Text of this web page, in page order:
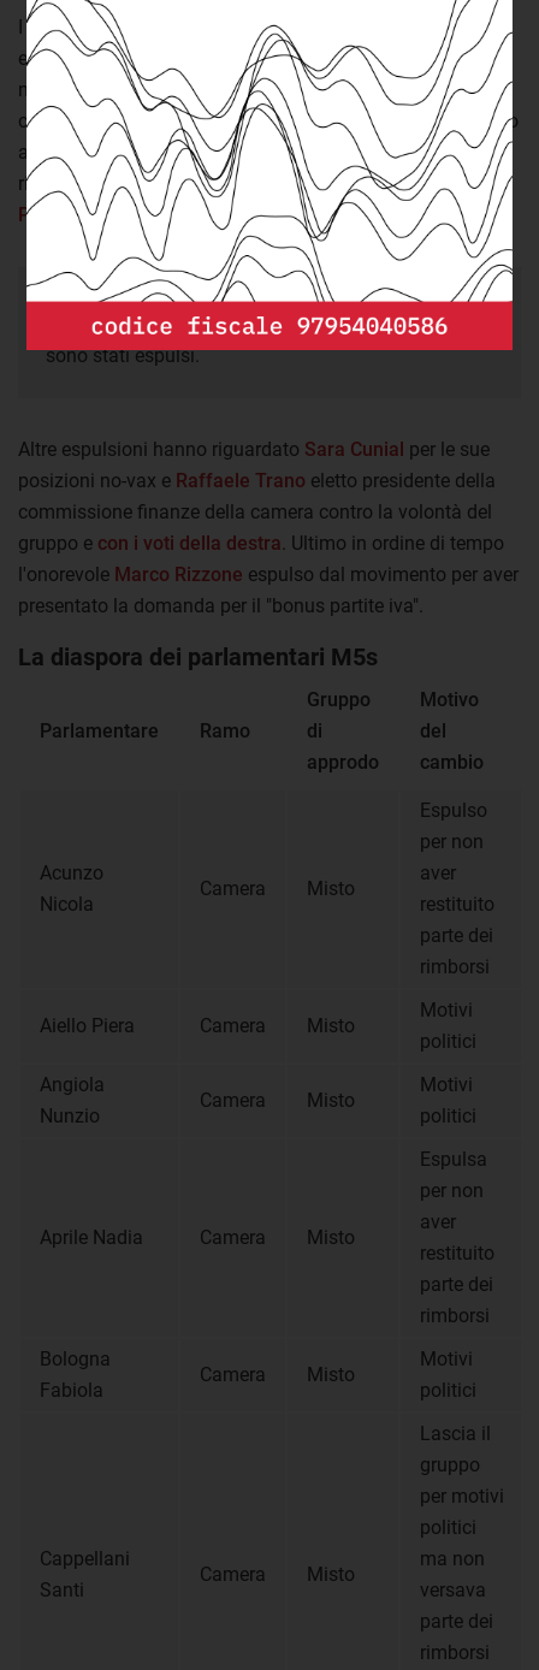
I motivi delle espulsioni sono stati diversi: c'è chi è stato
espulso per non aver versato parte del proprio compenso
nel fondo comune destinato a sostenere iniziative del M5s
come i senatori
Giarrussoe Ciampolillo
e chi invece è stato
allontanato per motivi politici avendo votato in contrasto
rispetto al gruppo pentastellato. È il caso diGianluigi
Paragone e Gregorio De Falco.
43%dei 5stelle fuoriusciti da inizio legislatura
sono stati espulsi.
Altre espulsioni hanno riguardato Sara Cunial per le sue
posizioni no-vax e Raffaele Trano eletto presidente della
commissione finanze della camera contro la volontà del
gruppo e con i voti della destra . Ultimo in ordine di tempo
l'onorevole Marco Rizzone espulso dal movimento per aver
presentato la domanda per il "bonus partite iva".
La diaspora dei parlamentari M5s
Parlamentare Ramo
Gruppo
di
approdo
Motivo
del
cambio
Acunzo
Nicola
Camera Misto
Espulso
per non
aver
restituito
parte dei
rimborsi
Aiello Piera Camera Misto
Motivi
politici
Angiola
Nunzio
Camera Misto
Motivi
politici
Aprile Nadia Camera Misto
Espulsa
per non
aver
restituito
parte dei
rimborsi
Bologna
Fabiola
Camera Misto
Motivi
politici
Cappellani
Santi
Camera Misto
Lascia il
gruppo
per motivi
politici
ma non
versava
parte dei
rimborsi